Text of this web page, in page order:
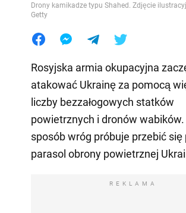
Drony kamikadze typu Shahed. Zdjęcie
Getty
Rosyjska armia okupacyjna
atakować Ukrainę za pomocą
liczby bezzałogowych statków
powietrznych i dronów wabików.
sposób wróg próbuje przebić się
parasol obrony powietrznej
REKLAMA